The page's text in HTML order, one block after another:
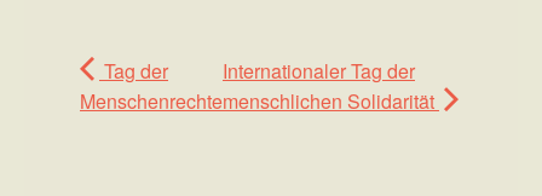
Tag der
Menschenrechte
Internationaler Tag der
menschlichen Solidarität